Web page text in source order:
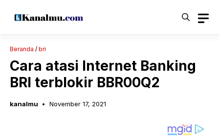
Beranda / bri
Cara atasi Internet Banking
BRI terblokir BBR00Q2
kanalmu November 17, 2021